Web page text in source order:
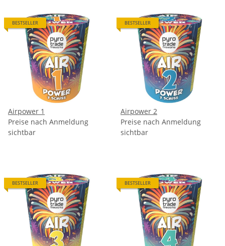
BESTSELLER
Airpower 1
Preise nach Anmeldung
sichtbar
BESTSELLER
Airpower 2
Preise nach Anmeldung
sichtbar
BESTSELLER BESTSELLER